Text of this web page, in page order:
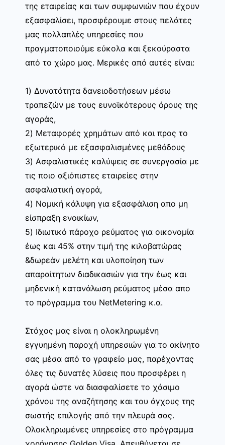
της εταιρείας και των συμφωνιών που έχουν
εξασφαλίσει, προσφέρουμε στους πελάτες
μας πολλαπλές υπηρεσίες που
πραγματοποιούμε εύκολα και ξεκούραστα
από το χώρο μας. Μερικές από αυτές είναι:
1) Δυνατότητα δανειοδοτήσεων μέσω
τραπεζών με τους ευνοϊκότερους όρους της
αγοράς,
2) Μεταφορές χρημάτων από και προς το
εξωτερικό με εξασφαλισμένες μεθόδους
3) Ασφαλιστικές καλύψεις σε συνεργασία με
τις ποιο αξιόπιστες εταιρείες στην
ασφαλιστική αγορά,
4) Νομική κάλυψη για εξασφάλιση απο μη
είσπραξη ενοικίων,
5) Ιδιωτικό πάροχο ρεύματος για οικονομία
έως και 45% στην τιμή της κιλοβατώρας
&δωρεάν μελέτη και υλοποίηση των
απαραίτητων διαδικασιών για την έως και
μηδενική κατανάλωση ρεύματος μέσα απο
το πρόγραμμα του NetMetering κ.α.
Στόχος μας είναι η ολοκληρωμένη
εγγυημένη παροχή υπηρεσιών για το ακίνητο
σας μέσα από το γραφείο μας, παρέχοντας
όλες τις δυνατές λύσεις που προσφέρει η
αγορά ώστε να διασφαλίσετε το χάσιμο
χρόνου της αναζήτησης και του άγχους της
σωστής επιλογής από την πλευρά σας.
Ολοκληρωμένες υπηρεσίες στο πρόγραμμα